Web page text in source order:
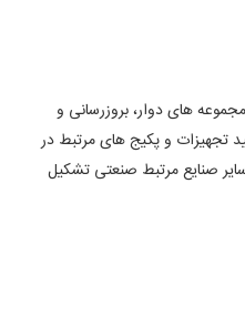
مجموعه های دوار، بروزرسانی و
و پکیج های مرتبط در
مرتبط صنعتی تشکیل